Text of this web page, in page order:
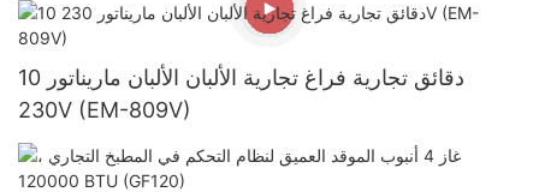
10 دقائق تجارية فراغ تجارية الألبان الألبان ماريناتور
230V (EM-809V)